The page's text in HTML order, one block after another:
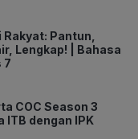
Pantun,
Lengkap! | Bahasa
7
COC Season 3
ITB dengan IPK